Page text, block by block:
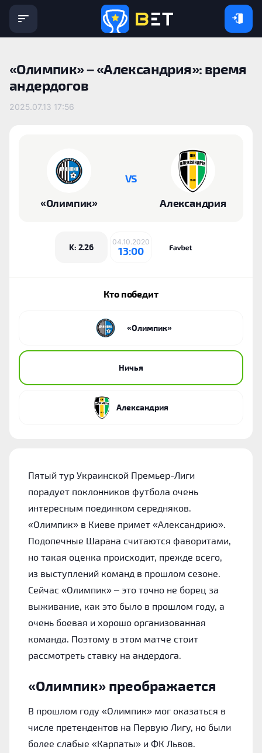
«‎Олимпик» – «‎Александрия»: время
андердогов
2025.07.13 17:56
«‎Олимпик»
VS
Александрия
K: 2.26
04.10.2020
13:00
Кто победит
«‎Олимпик»
Ничья
Александрия
Пятый тур Украинской Премьер-Лиги
порадует поклонников футбола очень
интересным поединком середняков.
«‎Олимпик» в Киеве примет «‎Александрию».
Подопечные Шарана считаются фаворитами,
но такая оценка происходит, прежде всего,
из выступлений команд в прошлом сезоне.
Сейчас «‎Олимпик» – это точно не борец за
выживание, как это было в прошлом году, а
очень боевая и хорошо организованная
команда. Поэтому в этом матче стоит
рассмотреть ставку на андердога.
«‎Олимпик» преображается
В прошлом году «‎Олимпик» мог оказаться в
числе претендентов на Первую Лигу, но были
более слабые «‎Карпаты» и ФК Львов.